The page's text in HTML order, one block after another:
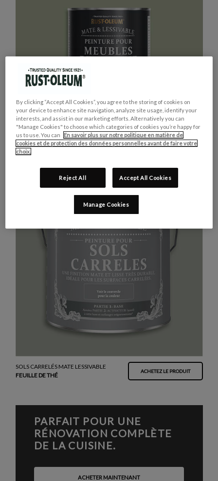
MEUBLES DE CUISINE
VERT KAKI
SOLS CARRELÉS MATE LESSIVABLE
FEUILLE DE THÉ
ACHETEZ LE PRODUIT
PARFAIT POUR UNE
RÉNOVATION COMPLÈTE
DE LA CUISINE.
ACHETER MAINTENANT
By clicking “Accept All Cookies”, you agree to the storing of cookies on
your device to enhance site navigation, analyze site usage, identify your
interests, and assist in our marketing efforts. Alternatively you can
"Manage Cookies" to choose which categories of cookies you’re happy for
us to use. You can
En savoir plus sur notre politique en matière de
cookies et de protection des données personnelles avant de faire votre
choix.
Reject All Accept All Cookies
Manage Cookies